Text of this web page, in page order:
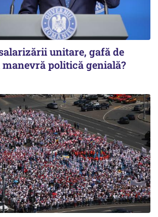
unitare, gafă de
politică genială?